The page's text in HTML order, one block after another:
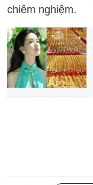
chiêm nghiệm.